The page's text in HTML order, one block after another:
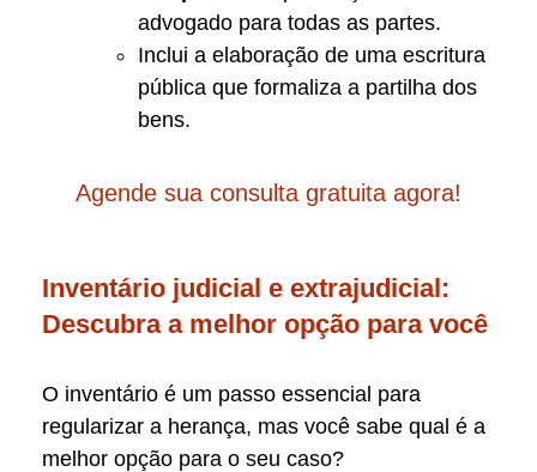
advogado para todas as partes.
Inclui a elaboração de uma escritura
pública que formaliza a partilha dos
bens.
Agende sua consulta gratuita agora!
Inventário judicial e extrajudicial:
Descubra a melhor opção para você
O inventário é um passo essencial para
regularizar a herança, mas você sabe qual é a
melhor opção para o seu caso?